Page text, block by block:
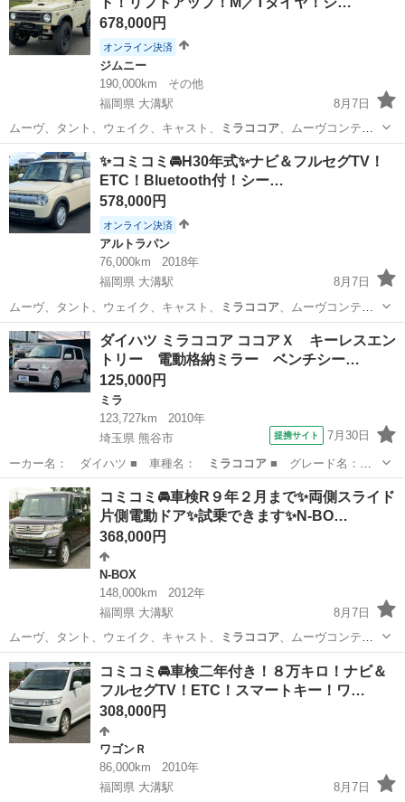
678,000円
オンライン決済
ジムニー
190,000km
その他
福岡県 大溝駅
8月7日
ムーヴ、タント、ウェイク、キャスト、
ミラココア、ムーヴコンテ、
ミラジーノ、ワゴンR…
福岡 筑後市 ジムニー
✨コミコミ🚘H30年式✨ナビ＆フルセグTV！
ETC！Bluetooth付！シー…
578,000円
オンライン決済
アルトラパン
76,000km
2018年
福岡県 大溝駅
8月7日
ムーヴ、タント、ウェイク、キャスト、
ミラココア、ムーヴコンテ、
ミラジーノ、ワゴンR…
福岡 筑後市 大溝駅
ダイハツ ミラココア ココアＸ キーレスエン
トリー 電動格納ミラー ベンチシー…
125,000円
ミラ
123,727km
2010年
埼玉県 熊谷市
提携サイト 7月30日
ーカー名： ダイハツ ■ 車種名： ミラココア■ グレード名：
ココアＸ キーレ…
熊谷市
コミコミ🚘車検R９年２月まで✨両側スライド
片側電動ドア✨試乗できます✨N-BO…
368,000円
N-BOX
148,000km
2012年
福岡県 大溝駅
8月7日
ムーヴ、タント、ウェイク、キャスト、
ミラココア、ムーヴコンテ、
ミラジーノ、ワゴンR…
福岡 筑後市 N-BOX
コミコミ🚘車検二年付き！８万キロ！ナビ＆
フルセグTV！ETC！スマートキー！ワ…
308,000円
ワゴンＲ
86,000km
2010年
福岡県 大溝駅
8月7日